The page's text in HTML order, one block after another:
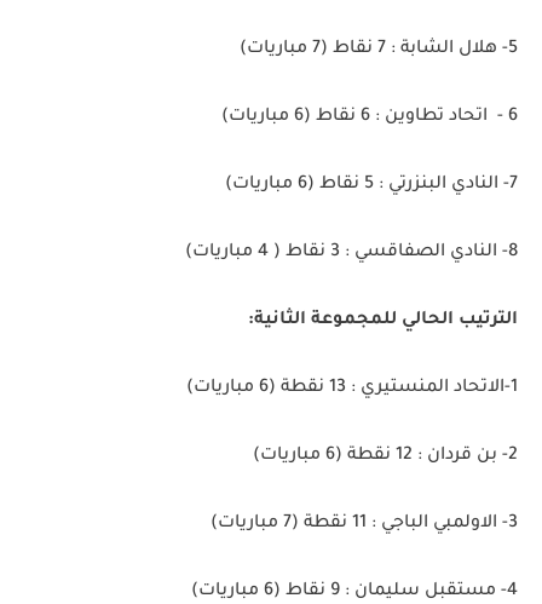
5- هلال الشابة : 7 نقاط (7 مباريات)
6 - اتحاد تطاوين : 6 نقاط (6 مباريات)
7- النادي البنزرتي : 5 نقاط (6 مباريات)
8- النادي الصفاقسي : 3 نقاط ( 4 مباريات)
الترتيب الحالي للمجموعة الثانية:
1-الاتحاد المنستيري : 13 نقطة (6 مباريات)
2- بن قردان : 12 نقطة (6 مباريات)
3- الاولمبي الباجي : 11 نقطة (7 مباريات)
4- مستقبل سليمان : 9 نقاط (6 مباريات)